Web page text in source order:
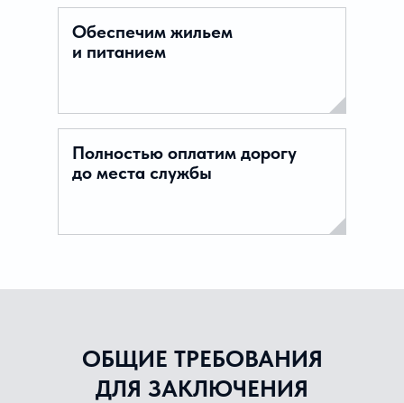
Обеспечим жильем
и питанием
Полностью оплатим дорогу
до места службы
ОБЩИЕ ТРЕБОВАНИЯ
ДЛЯ ЗАКЛЮЧЕНИЯ